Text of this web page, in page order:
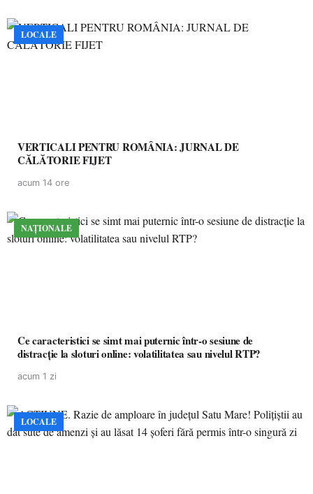
LOCALE
VERTICALI PENTRU ROMÂNIA: JURNAL DE
CĂLĂTORIE FIJET
acum 14 ore
NAȚIONALE
Ce caracteristici se simt mai puternic într-o sesiune de
distracție la sloturi online: volatilitatea sau nivelul RTP?
acum 1 zi
LOCALE